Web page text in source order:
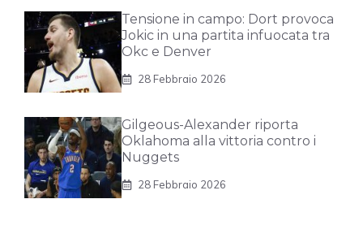
Tensione in campo: Dort provoca
Jokic in una partita infuocata tra
Okc e Denver
28 Febbraio 2026
Gilgeous-Alexander riporta
Oklahoma alla vittoria contro i
Nuggets
28 Febbraio 2026